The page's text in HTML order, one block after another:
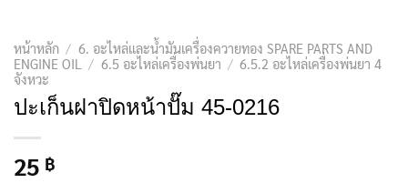
หน้าหลัก / 6. อะไหล่และน้ำมันเครื่องควายทอง SPARE PARTS AND
ENGINE OIL
/ 6.5 อะไหล่เครื่องพ่นยา / 6.5.2 อะไหล่เครื่องพ่นยา 4
จังหวะ
ปะเก็นฝาปิดหน้าปั๊ม 45-0216
25 ฿